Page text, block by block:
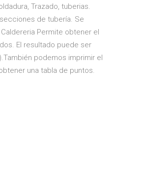
Trazado, tuberias.
secciones de tubería. Se
Permite obtener el
El resultado puede ser
podemos imprimir el
una tabla de puntos.